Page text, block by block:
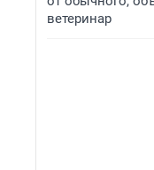
ветеринар